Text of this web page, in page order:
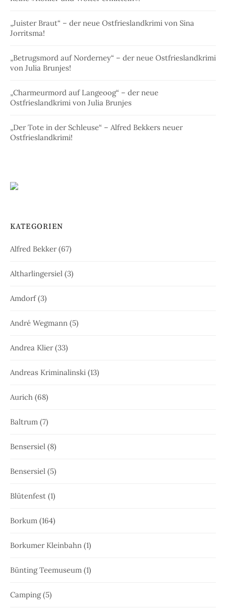
„Juister Braut“ – der neue Ostfrieslandkrimi von Sina
Jorritsma!
„Betrugsmord auf Norderney“ – der neue Ostfrieslandkrimi
von Julia Brunjes!
„Charmeurmord auf Langeoog“ – der neue
Ostfrieslandkrimi von Julia Brunjes
„Der Tote in der Schleuse“ – Alfred Bekkers neuer
Ostfrieslandkrimi!
KATEGORIEN
Alfred Bekker(67)
Altharlingersiel (3)
Amdorf(3)
André Wegmann (5)
Andrea Klier(33)
Andreas Kriminalinski (13)
Aurich (68)
Baltrum (7)
Bensersiel (8)
Bensersiel (5)
Blütenfest (1)
Borkum (164)
Borkumer Kleinbahn (1)
Bünting Teemuseum (1)
Camping(5)